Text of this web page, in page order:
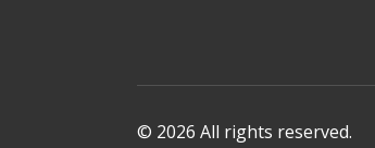
© 2026 All rights reserved.